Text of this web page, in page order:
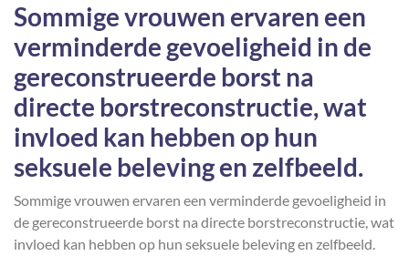
Sommige vrouwen ervaren een
verminderde gevoeligheid in de
gereconstrueerde borst na
directe borstreconstructie, wat
invloed kan hebben op hun
seksuele beleving en zelfbeeld.
Sommige vrouwen ervaren een verminderde gevoeligheid in
de gereconstrueerde borst na directe borstreconstructie, wat
invloed kan hebben op hun seksuele beleving en zelfbeeld.